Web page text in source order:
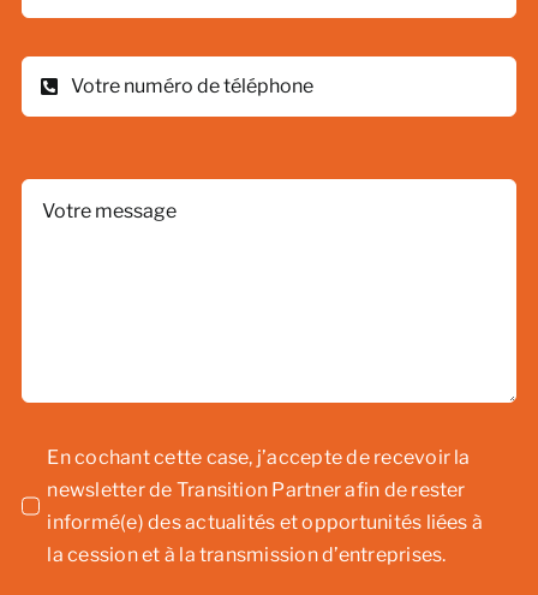
En cochant cette case, j’accepte de recevoir la
newsletter de Transition Partner afin de rester
informé(e) des actualités et opportunités liées à
la cession et à la transmission d’entreprises.